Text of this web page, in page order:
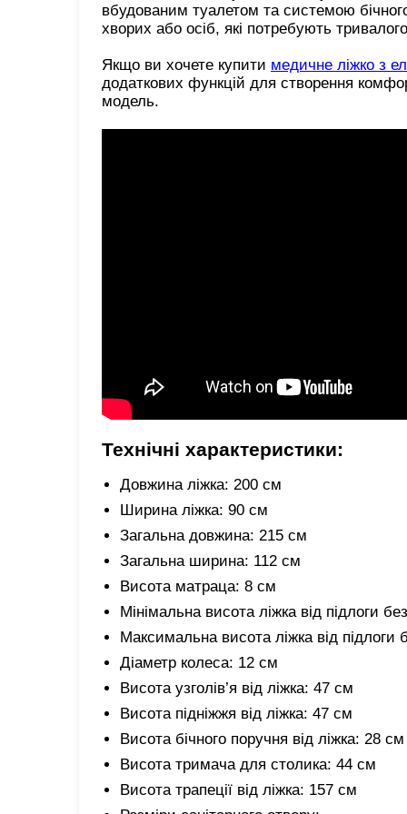
вбудованим туалетом та системою
хворих або осіб, які потребують
Якщо ви хочете купити медичне ліжко з
додаткових функцій для створення
модель.
Технічні характеристики:
Довжина ліжка: 200 см
Ширина ліжка: 90 см
Загальна довжина: 215 см
Загальна ширина: 112 см
Висота матраца: 8 см
Мінімальна висота ліжка від підлоги
Максимальна висота ліжка від
Діаметр колеса: 12 см
Висота узголів’я від ліжка: 47 см
Висота підніжжя від ліжка: 47 см
Висота бічного поручня від ліжка: 28 см
Висота тримача для столика: 44 см
Висота трапеції від ліжка: 157 см